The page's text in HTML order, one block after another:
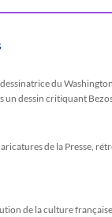
du
un dessin critiquant
de la Presse,
de la culture française